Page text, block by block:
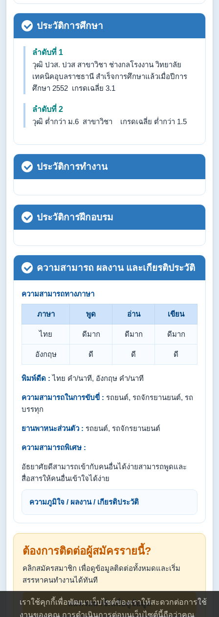
ประวัติการศึกษา
ลำดับที่ 1
วุฒิ ปวส. ปวส สาขาวิชา ช่างกลโรงงาน วิทยาลัย
เทคนิคอุบลราชธานี สำเร็จการศึกษาแล้วเมื่อปีการ
ศึกษา 2552 เกรดเฉลี่ย 3.1
ลำดับที่ 2
วุฒิ ต่ำกว่า ม.6 สาขาวิชา เกรดเฉลี่ย ต่ำกว่า 1.5
ประวัติการทำงาน
ประวัติการฝึกอบรม
ความสามารถ ผลงาน และเกียรติประวัติ
ความสามารถทางภาษา
ภาษา พูด อ่าน เขียน
ไทย ดีมาก ดีมาก ดีมาก
อังกฤษ ดี ดี ดี
พิมพ์ดีด : ไทย คำ/นาที, อังกฤษ คำ/นาที
ความสามารถในการขับขี่ : รถยนต์, รถจักรยานยนต์, รถ
บรรทุก
ยานพาหนะส่วนตัว : รถยนต์, รถจักรยานยนต์
ความสามารถพิเศษ :
อัธยาศัยดีสามารถเข้ากับคนอื่นได้ง่ายสามารถพูดและ
สื่อสารให้คนอื่นเข้าใจได้ง่าย
ความภูมิใจ / ผลงาน / เกียรติประวัติ
ต้องการติดต่อผู้สมัครรายนี้?
คลิกสมัครสมาชิก เพื่อดูข้อมูลติดต่อทั้งหมดและเริ่ม
สรรหาคนทำงานได้ทันที
สมัครสมาชิกเพื่อดูข้อมูล
เราใช้คุกกี้เพื่อพัฒนาเว็บไซต์ของเราให้สะดวกต่อการใช้
งานของคุณ การดำเนินการต่อบนเว็บไซต์นี้ถือว่าคุณ